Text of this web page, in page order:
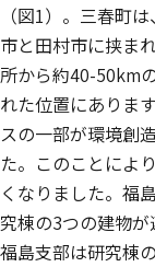
（図1）。三春町
市と田村市に挟ま
所から約40-50km
れた位置にありま
スの一部が環境創
た。このことによ
くなりました。福
究棟の3つの建物
福島支部は研究棟